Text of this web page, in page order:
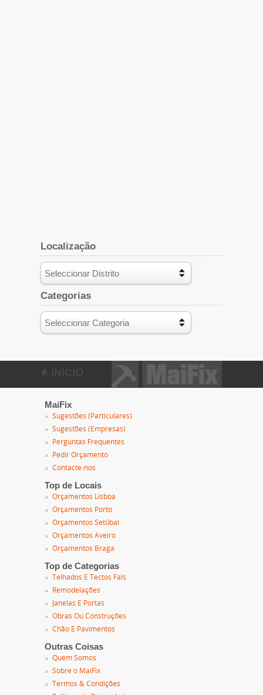
Localização
Categorias
INÍCIO
MaiFix
Sugestões (Particulares)
Sugestões (Empresas)
Perguntas Frequentes
Pedir Orçamento
Contacte-nos
Top de Locais
Orçamentos Lisboa
Orçamentos Porto
Orçamentos Setúbal
Orçamentos Aveiro
Orçamentos Braga
Top de Categorias
Telhados E Tectos Fals
Remodelações
Janelas E Portas
Obras Ou Construções
Chão E Pavimentos
Outras Coisas
Quem Somos
Sobre o MaiFix
Termos & Condições